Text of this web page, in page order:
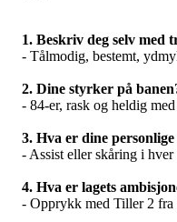
1. Beskriv deg selv med
- Tålmodig, bestemt,
2. Dine styrker på
- 84-er, rask og heldig
3. Hva er dine
-Assist eller skåring i hver
4. Hva er lagets
- Opprykk med Tiller 2 fra